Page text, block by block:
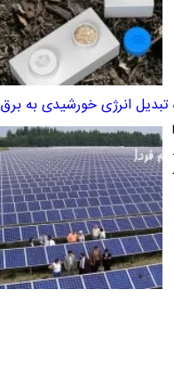
انرژی خورشیدی به برق